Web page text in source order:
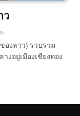
ว
องลาว) รวบรวม
อยู่เมืองเชียงทอง